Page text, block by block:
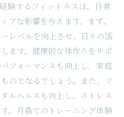
験するフィットネスは、日常
ブな影響を与えます。まず、
レベルを向上させ、日々の活
ます。健康的な体作りをサポ
フォーマンスも向上し、家庭
のとなるでしょう。また、フ
ルヘルスも向上し、ストレス
。月島でのトレーニング体験